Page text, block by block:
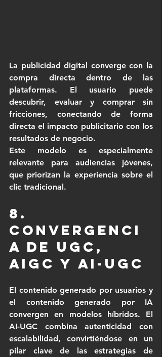
La publicidad digital converge con la
compra directa dentro de las
plataformas. El usuario puede
descubrir, evaluar y comprar sin
fricciones, conectando de forma
directa el impacto publicitario con los
resultados de negocio.
Este modelo es especialmente
relevante para audiencias jóvenes,
que priorizan la experiencia sobre el
clic tradicional.
8.
Convergenci
a de UGC,
AIGC y AI-UGC
El contenido generado por usuarios y
el contenido generado por IA
convergen en modelos híbridos. El
AI-UGC combina autenticidad con
escalabilidad, convirtiéndose en un
pilar clave de las estrategias de